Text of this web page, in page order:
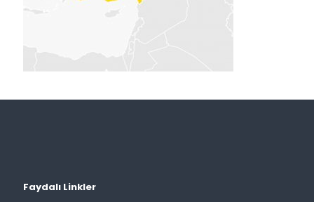
Faydalı Linkler